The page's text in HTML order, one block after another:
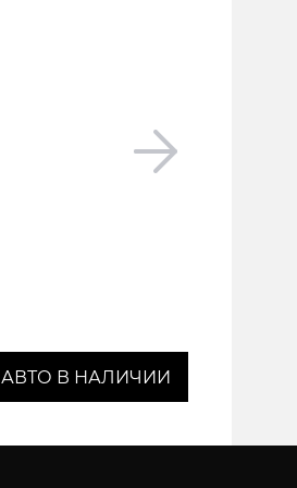
АВТО В НАЛИЧИИ